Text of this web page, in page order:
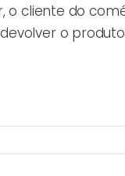
o cliente do
o